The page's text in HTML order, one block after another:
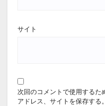
サイト
次回のコメントで使用するた
アドレス、サイトを保存する。